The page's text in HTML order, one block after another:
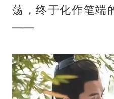
荡，终于化作笔端
——